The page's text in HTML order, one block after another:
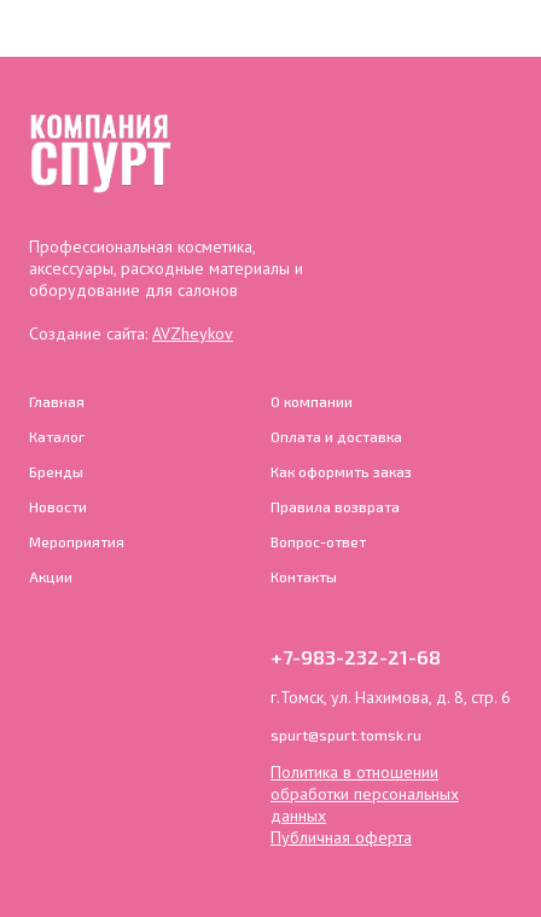
Профессиональная косметика,
аксессуары, расходные материалы и
оборудование для салонов
Создание сайта: AVZheykov
Главная
Каталог
Бренды
Новости
Мероприятия
Акции
О компании
Оплата и доставка
Как оформить заказ
Правила возврата
Вопрос-ответ
Контакты
+7-983-232-21-68
г.Томск, ул. Нахимова, д. 8, стр. 6
spurt@spurt.tomsk.ru
Политика в отношении
обработки персональных
данных
Публичная оферта